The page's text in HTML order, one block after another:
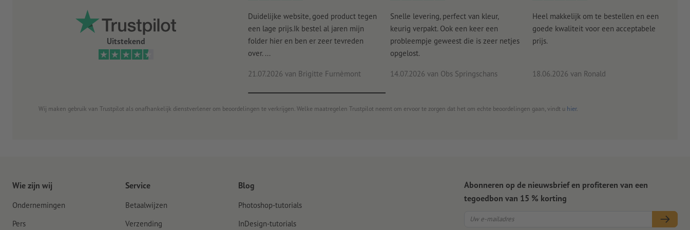
Uitstekend
Duidelijke website, goed product tegen
een lage prijs.Ik bestel al jaren mijn
folder hier en ben er zeer tevreden
over. ...
21.07.2026 van Brigitte Furnèmont
Snelle levering, perfect van kleur,
keurig verpakt. Ook een keer een
probleempje geweest die is zeer netjes
opgelost.
14.07.2026 van Obs Springschans
Heel makkelijk om te bestellen en een
goede kwaliteit voor een acceptabele
prijs.
18.06.2026 van Ronald
Wij maken gebruik van Trustpilot als onafhankelijk dienstverlener om beoordelingen te verkrijgen. Welke maatregelen Trustpilot neemt om ervoor te zorgen dat het om echte beoordelingen gaan, vindt u hier.
Wie zijn wij
Ondernemingen
Pers
Service
Betaalwijzen
Verzending
Blog
Photoshop-tutorials
InDesign-tutorials
Abonneren op de nieuwsbrief en profiteren van een
tegoedbon van 15 % korting